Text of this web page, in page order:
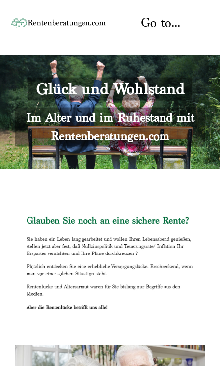
content
Go to...
Startseite
Rente
Rentenberater
Rentenversicherung
Versicherungsberatung
Über uns
Kontakt
Glück und Wohlstand
Im Alter und im Ruhestand mit
Rentenberatungen.com